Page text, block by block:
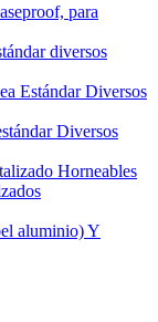
para
diversos
Estándar Diversos
Diversos
Horneables
aluminio) Y